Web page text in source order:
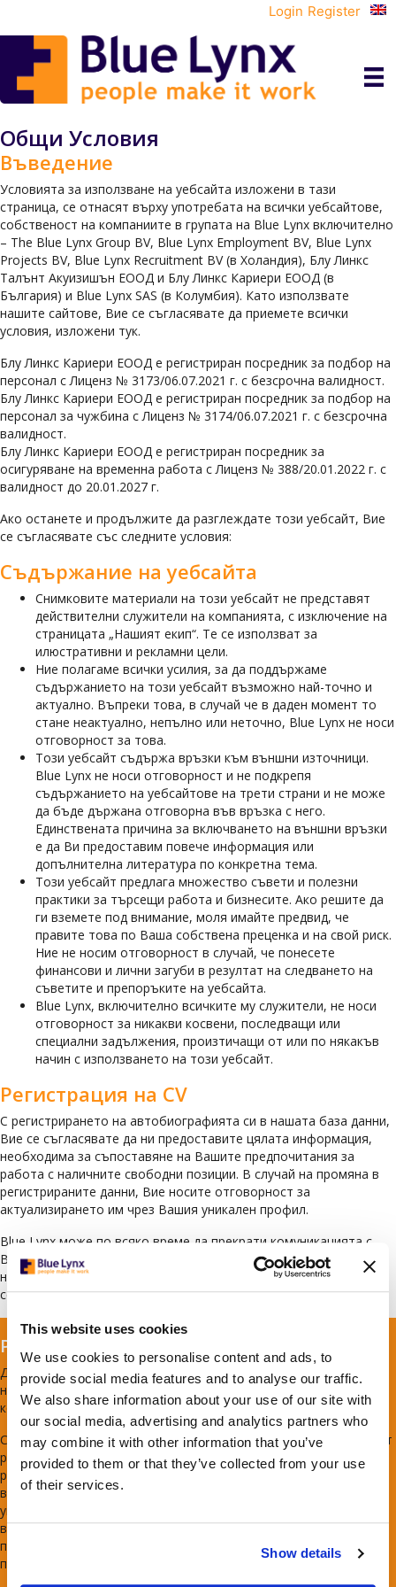
This website uses cookies
We use cookies to personalise content and ads, to
provide social media features and to analyse our traffic.
We also share information about your use of our site with
our social media, advertising and analytics partners who
may combine it with other information that you’ve
provided to them or that they’ve collected from your use
of their services.
Show details
Login Register
Общи Условия
Въведение
Условията за използване на уебсайта изложени в тази
страница, се отнасят върху употребата на всички уебсайтове,
собственост на компаниите в групата на Blue Lynx включително
– The Blue Lynx Group BV, Blue Lynx Employment BV, Blue Lynx
Projects BV, Blue Lynx Recruitment BV (в Холандия), Блу Линкс
Талънт Акуизишън ЕООД и Блу Линкс Кариери ЕООД (в
България) и Blue Lynx SAS (в Колумбия). Като използвате
нашите сайтове, Вие се съгласявате да приемете всички
условия, изложени тук.
Блу Линкс Кариери ЕООД е регистриран посредник за подбор на
персонал с Лиценз № 3173/06.07.2021 г. с безсрочна валидност.
Блу Линкс Кариери ЕООД е регистриран посредник за подбор на
персонал за чужбина с Лиценз № 3174/06.07.2021 г. с безсрочна
валидност.
Блу Линкс Кариери ЕООД е регистриран посредник за
осигуряване на временна работа с Лиценз № 388/20.01.2022 г. с
валидност до 20.01.2027 г.
Ако останете и продължите да разглеждате този уебсайт, Вие
се съгласявате със следните условия:
Съдържание на уебсайта
Снимковите материали на този уебсайт не представят
действителни служители на компанията, с изключение на
страницата „Нашият екип“. Те се използват за
илюстративни и рекламни цели.
Ние полагаме всички усилия, за да поддържаме
съдържанието на този уебсайт възможно най-точно и
актуално. Въпреки това, в случай че в даден момент то
стане неактуално, непълно или неточно, Blue Lynx не носи
отговорност за това.
Този уебсайт съдържа връзки към външни източници.
Blue Lynx не носи отговорност и не подкрепя
съдържанието на уебсайтове на трети страни и не може
да бъде държана отговорна във връзка с него.
Единствената причина за включването на външни връзки
е да Ви предоставим повече информация или
допълнителна литература по конкретна тема.
Този уебсайт предлага множество съвети и полезни
практики за търсещи работа и бизнесите. Ако решите да
ги вземете под внимание, моля имайте предвид, че
правите това по Ваша собствена преценка и на свой риск.
Ние не носим отговорност в случай, че понесете
финансови и лични загуби в резултат на следването на
съветите и препоръките на уебсайта.
Blue Lynx, включително всичките му служители, не носи
отговорност за никакви косвени, последващи или
специални задължения, произтичащи от или по някакъв
начин с използването на този уебсайт.
Регистрация на CV
С регистрирането на автобиографията си в нашата база данни,
Вие се съгласявате да ни предоставите цялата информация,
необходима за съпоставяне на Вашите предпочитания за
работа с наличните свободни позиции. В случай на промяна в
регистрираните данни, Вие носите отговорност за
актуализирането им чрез Вашия уникален профил.
Blue Lynx може по всяко време да прекрати комуникацията с
Вас или да премахне профила Ви от системата, без да е
необходимо да Ви уведомява изрично за това. Всички спорове
се разрешават съгласно българското законодателство.
Равни възможности за назначение
Дискриминацията срещу служители или кандидати е сериозно
нарушение на Закона за защита от дискриминация и
корпоративната политика на Blue Lynx.
Служителите на Blue Lynx са от различни националности и имат
разнообразен произход, идват от различни култури и имат
различен опит. Ние се ангажираме да създадем работна среда,
в която всички служители се третират с достойнство и
уважение. Blue Lynx се ангажира да предоставя равни
възможности на всички квалифицирани лица при набиране на
персонал, възнаграждение, развитие, повишение и други
практики, свързани с трудовата заетост.